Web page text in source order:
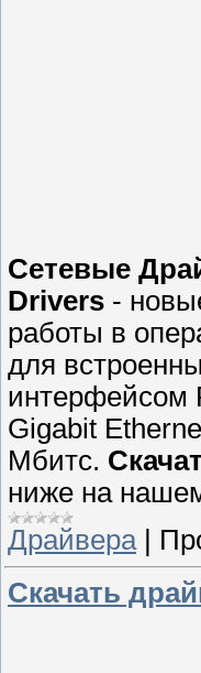
Сетевые
Drivers -
работы в
для
интерфейсом
Gigabit
Mбитс.
ниже на
Драйвера|
Скачать